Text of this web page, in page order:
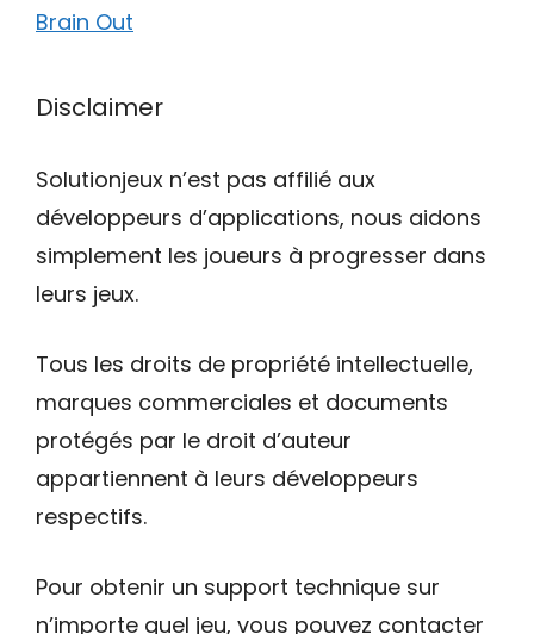
Brain Out
Disclaimer
Solutionjeux n’est pas affilié aux
développeurs d’applications, nous aidons
simplement les joueurs à progresser dans
leurs jeux.
Tous les droits de propriété intellectuelle,
marques commerciales et documents
protégés par le droit d’auteur
appartiennent à leurs développeurs
respectifs.
Pour obtenir un support technique sur
n’importe quel jeu, vous pouvez contacter